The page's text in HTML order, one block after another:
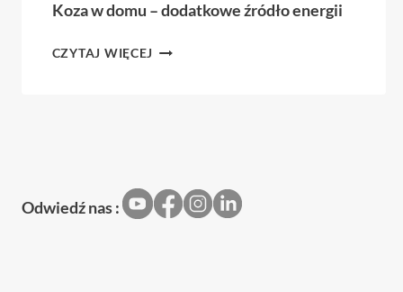
Koza w domu – dodatkowe źródło energii
CZYTAJ WIĘCEJ KOZA
Odwiedź nas :